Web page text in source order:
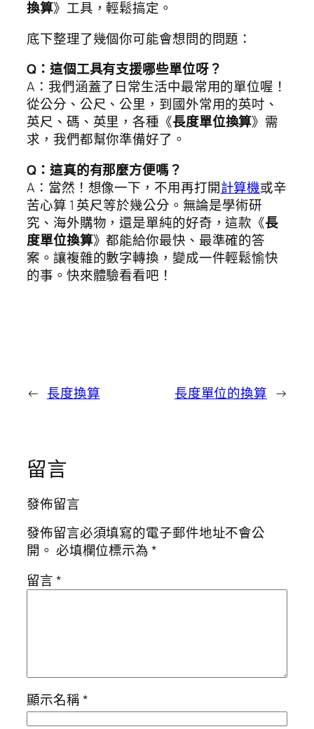
換算》工具，輕鬆搞定。
底下整理了幾個你可能會想問的問題：
Q：這個工具有支援哪些單位呀？
A：我們涵蓋了日常生活中最常用的單位喔！
從公分、公尺、公里，到國外常用的英吋、
英尺、碼、英里，各種《長度單位換算》需
求，我們都幫你準備好了。
Q：這真的有那麼方便嗎？
A：當然！想像一下，不用再打開計算機或辛
苦心算 1 英尺等於幾公分。無論是學術研
究、海外購物，還是單純的好奇，這款《長
度單位換算》都能給你最快、最準確的答
案。讓複雜的數字轉換，變成一件輕鬆愉快
的事。快來體驗看看吧！
← 長度換算 長度單位的換算 →
留言
發佈留言
發佈留言必須填寫的電子郵件地址不會公
開。 必填欄位標示為*
留言*
顯示名稱*